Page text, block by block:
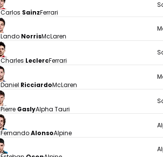
Carlos SainzFerrari
Lando NorrisMcLaren
Charles LeclercFerrari
Daniel RicciardoMcLaren
Pierre GaslyAlpha Tauri
FernandoAlonsoAlpine